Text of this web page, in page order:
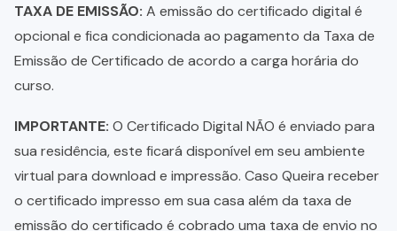
TAXA DE EMISSÃO: A emissão do certificado digital é
opcional e fica condicionada ao pagamento da Taxa de
Emissão de Certificado de acordo a carga horária do
curso.
IMPORTANTE: O Certificado Digital NÃO é enviado para
sua residência, este ficará disponível em seu ambiente
virtual para download e impressão. Caso Queira receber
o certificado impresso em sua casa além da taxa de
emissão do certificado é cobrado uma taxa de envio no